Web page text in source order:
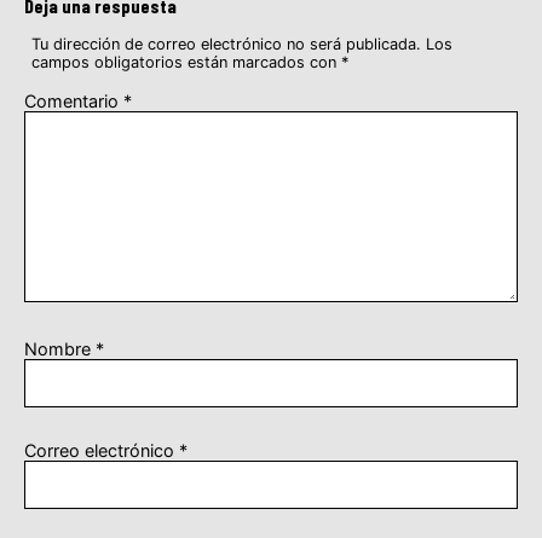
Deja una respuesta
Tu dirección de correo electrónico no será publicada. Los
campos obligatorios están marcados con *
Comentario *
Nombre *
Correo electrónico *